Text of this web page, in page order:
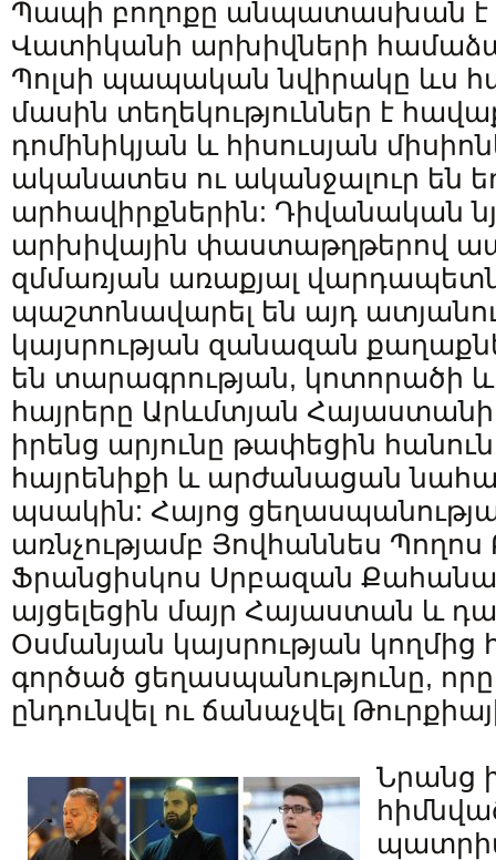
Պապի բողոքը անպատասխան է
Վատիկանի արխիվների
Պոլսի պապական նվիրակը ևս
մասին տեղեկություններ է
դոմինիկյան և հիսուսյան
ականատես ու ականջալուր են
արհավիրքներին: Դիվանական
արխիվային փաստաթղթերով
զմմառյան առաքյալ
պաշտոնավարել են այդ
կայսրության զանազան
են տարագրության, կոտորածի
հայրերը Արևմտյան
իրենց արյունը թափեցին հանուն
հայրենիքի և արժանացան
պսակին: Հայոց
առնչությամբ Յովհաննես
Ֆրանցիսկոս Սրբազան
այցելեցին մայր Հայաստան և
Օսմանյան կայսրության կողմից
գործած ցեղասպանությունը, որը
ընդունվել ու ճանաչվել
Նրանց